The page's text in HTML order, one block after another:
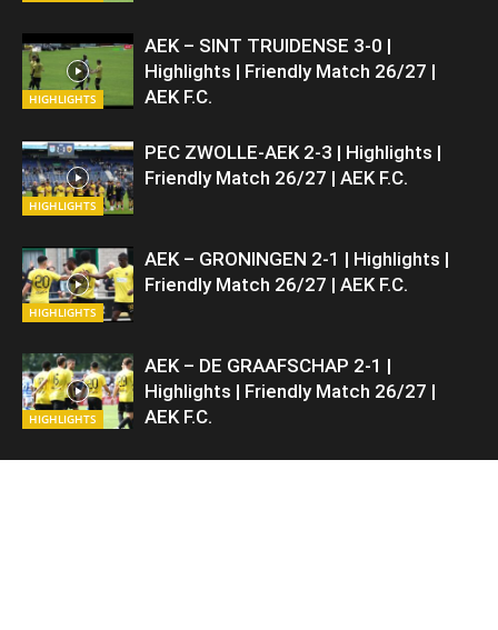
HIGHLIGHTS
ΑΕΚ – SINT TRUIDENSE 3-0 |
Highlights | Friendly Match 26/27 |
ΑΕΚ F.C.
HIGHLIGHTS
PEC ZWOLLE-AEK 2-3 | Highlights |
Friendly Match 26/27 | ΑΕΚ F.C.
HIGHLIGHTS
AEK – GRONINGEN 2-1 | Highlights |
Friendly Match 26/27 | ΑΕΚ F.C.
HIGHLIGHTS
AEK – DE GRAAFSCHAP 2-1 |
Highlights | Friendly Match 26/27 |
ΑΕΚ F.C.